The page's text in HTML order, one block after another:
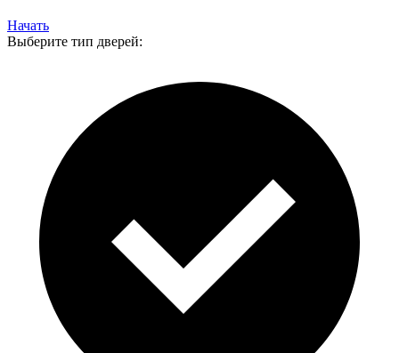
Начать
Выберите тип дверей: